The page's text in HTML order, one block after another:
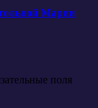
Марии
поля